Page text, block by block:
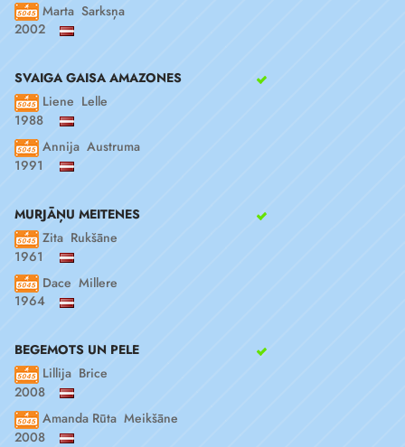
Marta Sarksņa
2002
SVAIGA GAISA AMAZONES
Liene Lelle
1988
Annija Austruma
1991
MURJĀŅU MEITENES
Zita Rukšāne
1961
Dace Millere
1964
BEGEMOTS UN PELE
Lillija Brice
2008
Amanda Rūta Meikšāne
2008